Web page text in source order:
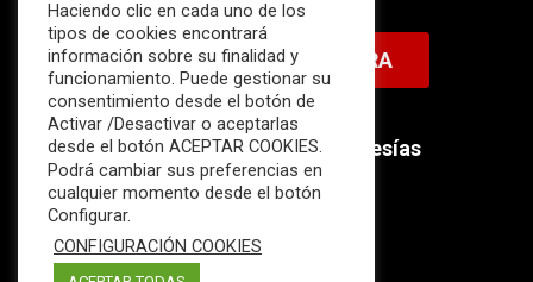
HAZTE MIEMBRO AHORA
Descubre nuestras membresías
disponibles.
Haciendo clic en cada uno de los
tipos de cookies encontrará
información sobre su finalidad y
funcionamiento. Puede gestionar su
consentimiento desde el botón de
Activar /Desactivar o aceptarlas
desde el botón ACEPTAR COOKIES.
Podrá cambiar sus preferencias en
cualquier momento desde el botón
Configurar.
CONFIGURACIÓN COOKIES